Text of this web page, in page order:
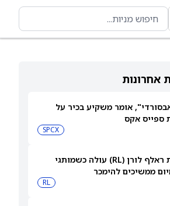
אחרונות
אומר משקיע בכיר על
ספייס אקס
SPCX
מניית ראלף לורן (RL) עולה כשמותגי
ממשיכים להימכר
RL